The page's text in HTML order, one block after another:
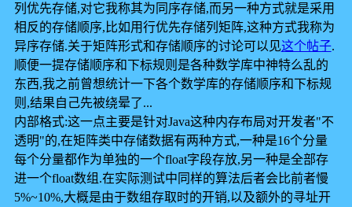
列优先存储,对它我称其为同序存储,而另一种方式就是采用
相反的存储顺序,比如用行优先存储列矩阵,这种方式我称为
异序存储.关于矩阵形式和存储顺序的讨论可以见这个帖子.
顺便一提存储顺序和下标规则是各种数学库中神特么乱的
东西,我之前曾想统计一下各个数学库的存储顺序和下标规
则,结果自己先被绕晕了...
内部格式:这一点主要是针对Java这种内存布局对开发者"不
透明"的,在矩阵类中存储数据有两种方式,一种是16个分量
每个分量都作为单独的一个float字段存放,另一种是全部存
进一个float数组.在实际测试中同样的算法后者会比前者慢
5%~10%,大概是由于数组存取时的开销,以及额外的寻址开